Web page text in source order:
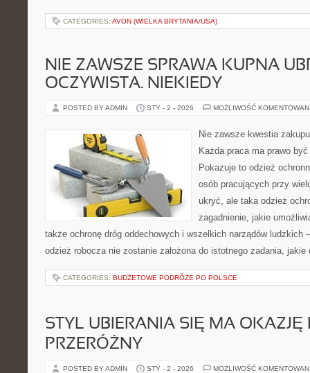
CATEGORIES: AVON (WIELKA BRYTANIA/USA)
NIE ZAWSZE SPRAWA KUPNA
OCZYWISTA. NIEKIEDY
POSTED BY ADMIN STY - 2 - 2026 MOŻLIWOŚĆ
Nie zawsze kwestia
Każda praca ma prawo
Pokazuje to odzież
osób pracujących przy
ukryć, ale taka odzież
zagadnienie, jakie
także ochronę dróg oddechowych i wszelkich narządów ludzkich
odzież robocza nie zostanie założona do istotnego zadania,
CATEGORIES: BUDŻETOWE PODRÓŻE PO POLSCE
STYL UBIERANIA SIĘ MA OKAZJĘ
PRZERÓŻNY
POSTED BY ADMIN STY - 2 - 2026 MOŻLIWOŚĆ